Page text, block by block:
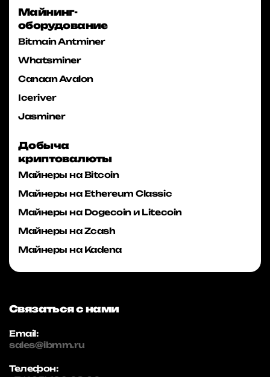
Майнинг-
оборудование
Bitmain Antminer
Whatsminer
Canaan Avalon
Iceriver
Jasminer
Добыча
криптовалюты
Майнеры на Bitcoin
Майнеры на Ethereum Classic
Майнеры на Dogecoin и Litecoin
Майнеры на Zcash
Майнеры на Kadena
Связаться с нами
Email:
sales@ibmm.ru
Телефон: